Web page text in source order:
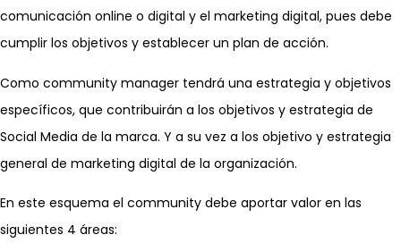
comunicación online o digital y el marketing digital, pues debe
cumplir los objetivos y establecer un plan de acción.
Como community manager tendrá una estrategia y objetivos
específicos, que contribuirán a los objetivos y estrategia de
Social Media de la marca. Y a su vez a los objetivo y estrategia
general de marketing digital de la organización.
En este esquema el community debe aportar valor en las
siguientes 4 áreas: